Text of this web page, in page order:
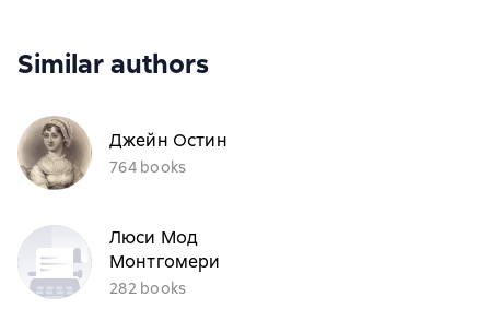
Similar authors
Джейн Остин
764 books
Люси Мод
Монтгомери
282 books